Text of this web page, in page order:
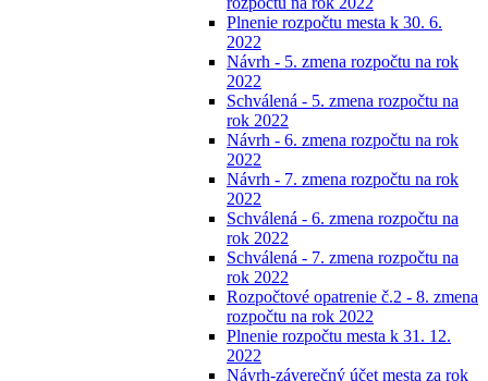
Plnenie rozpočtu mesta k 30. 6.
2022
Návrh - 5. zmena rozpočtu na rok
2022
Schválená - 5. zmena rozpočtu na
rok 2022
Návrh - 6. zmena rozpočtu na rok
2022
Návrh - 7. zmena rozpočtu na rok
2022
Schválená - 6. zmena rozpočtu na
rok 2022
Schválená - 7. zmena rozpočtu na
rok 2022
Rozpočtové opatrenie č.2 - 8. zmena
rozpočtu na rok 2022
Plnenie rozpočtu mesta k 31. 12.
2022
Návrh-záverečný účet mesta za rok